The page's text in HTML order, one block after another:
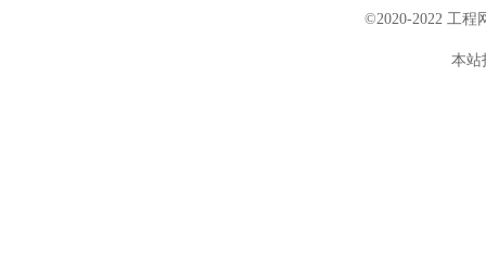
©2020-2022 工程
本站